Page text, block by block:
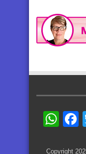
Copyright